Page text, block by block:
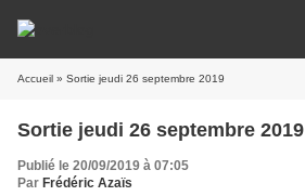
Accueil » Sortie jeudi 26 septembre 2019
Sortie jeudi 26 septembre 2019
Publié le 20/09/2019 à 07:05
Par Frédéric Azaïs